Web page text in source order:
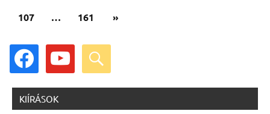
107
… 161
Következő
»
facebook youtube search
KIÍRÁSOK